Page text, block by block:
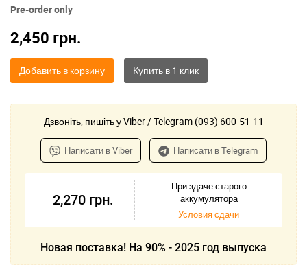
Pre-order only
2,450 грн.
Добавить в корзину
Дзвоніть, пишіть у Viber / Telegram (093) 600-51-11
Написати в Viber Написати в Telegram
2,270 грн.
При здаче старого
аккумулятора
Условия сдачи
Новая поставка! На 90% - 2025 год выпуска